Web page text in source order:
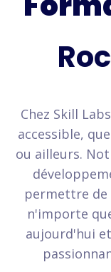
Chez Skill
accessible,
ou ailleurs.
permettre
n'importe
aujourd'hui